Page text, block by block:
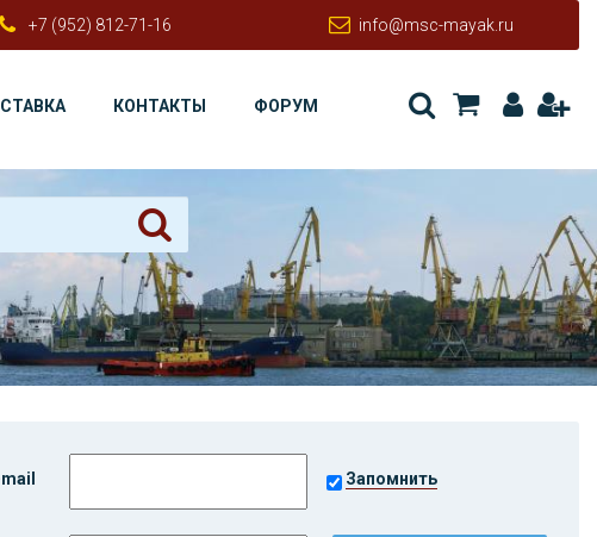
+7 (952) 812-71-16 info@msc-mayak.ru
КОНТАКТЫ ФОРУМ
Запомнить